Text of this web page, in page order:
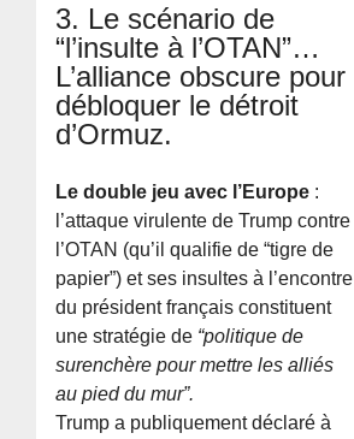
3. Le scénario de
“l’insulte à l’OTAN”…
L’alliance obscure pour
débloquer le détroit
d’Ormuz.
Le double jeu avec l’Europe :
l’attaque virulente de Trump contre
l’OTAN (qu’il qualifie de “tigre de
papier”) et ses insultes à l’encontre
du président français constituent
une stratégie de “politique de
surenchère pour mettre les alliés
au pied du mur”.
Trump a publiquement déclaré à